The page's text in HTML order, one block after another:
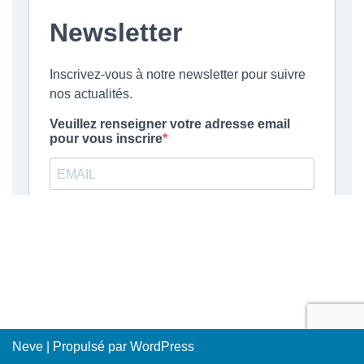
Neve | Propulsé par WordPress